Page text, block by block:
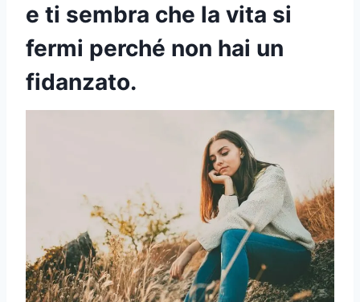
e ti sembra che la vita si
fermi perché non hai un
fidanzato.